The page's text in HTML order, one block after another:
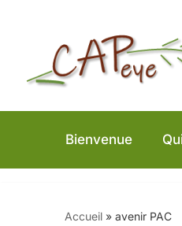
contenu
Bienvenue
Accueil »avenir PAC